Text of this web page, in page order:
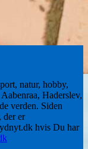
natur, hobby,
Haderslev,
verden. Siden
der er
hvis Du har